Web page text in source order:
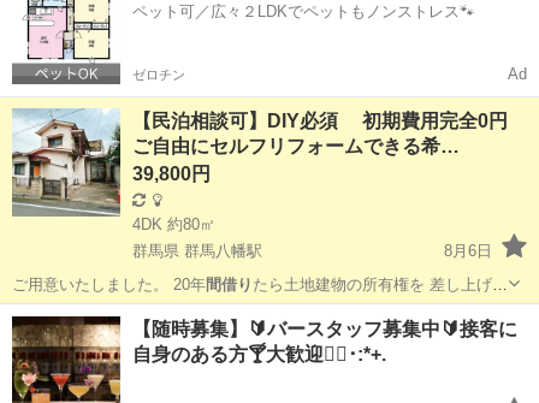
ペット可／広々２LDKでペットもノンストレス🐾
ゼロチン Ad
【民泊相談可】DIY必須 初期費用完全0円
ご自由にセルフリフォームできる希…
39,800円
4DK 約80㎡
群馬県 群馬八幡駅
8月6日
ご用意いたしました。 20年間借り たら土地建物の所有権を 差し上げま
す…
群馬 高崎市 群馬八幡駅 一戸建て 物件
【随時募集】🔰バースタッフ募集中🔰接客に
自身のある方🍸大歓迎🙋‍♀️･:*+.